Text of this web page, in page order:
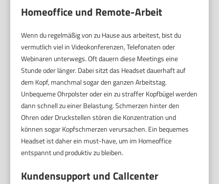
Homeoffice und Remote-Arbeit
Wenn du regelmäßig von zu Hause aus arbeitest, bist du
vermutlich viel in Videokonferenzen, Telefonaten oder
Webinaren unterwegs. Oft dauern diese Meetings eine
Stunde oder länger. Dabei sitzt das Headset dauerhaft auf
dem Kopf, manchmal sogar den ganzen Arbeitstag.
Unbequeme Ohrpolster oder ein zu straffer Kopfbügel werden
dann schnell zu einer Belastung. Schmerzen hinter den
Ohren oder Druckstellen stören die Konzentration und
können sogar Kopfschmerzen verursachen. Ein bequemes
Headset ist daher ein must-have, um im Homeoffice
entspannt und produktiv zu bleiben.
Kundensupport und Callcenter